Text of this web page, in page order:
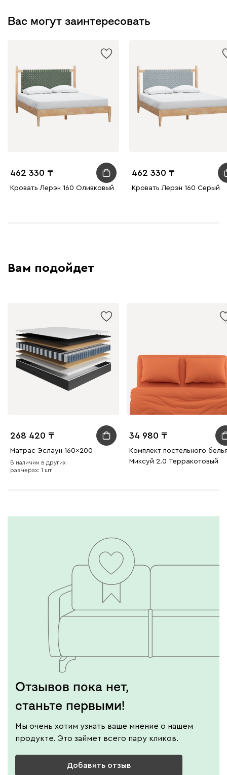
Вас могут заинтересовать
462 330
Кровать Лерэн 160 Оливковый
462 330
Кровать Лерэн 160 Серый
Вам подойдет
268 420
Матрас Эслаун 160x200
В наличии в других
размерах: 1 шт.
34 980
Комплект постельного
Миксуй 2.0 Терракотовый
Отзывов пока нет,
станьте первыми!
Мы очень хотим узнать ваше мнение о нашем
продукте. Это займет всего пару кликов.
Добавить отзыв